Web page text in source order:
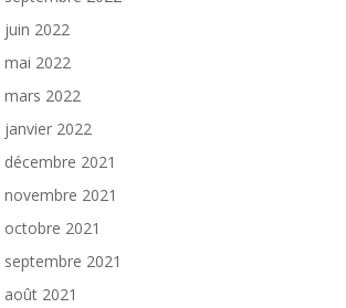
juin 2022
mai 2022
mars 2022
janvier 2022
décembre 2021
novembre 2021
octobre 2021
septembre 2021
août 2021